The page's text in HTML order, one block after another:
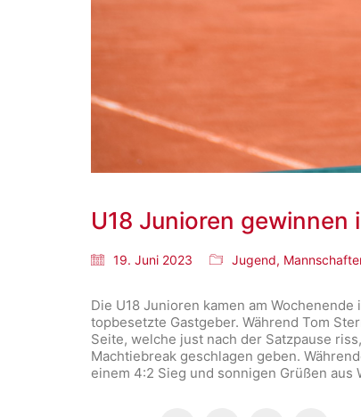
U18 Junioren gewinnen
19. Juni 2023 Jugend,
Die U18 Junioren kamen am
topbesetzte Gastgeber. Während Tom
Seite, welche just nach der Satzpause
Machtiebreak geschlagen geben.
einem 4:2 Sieg und sonnigen Grüßen aus